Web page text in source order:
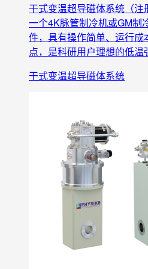
干式变温超导磁体系统（
一个4K脉管制冷机或GM制
件，具有操作简单、运行
点，是科研用户理想的低温
干式变温超导磁体系统